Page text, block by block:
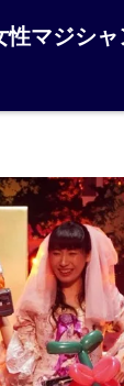
マジシャ